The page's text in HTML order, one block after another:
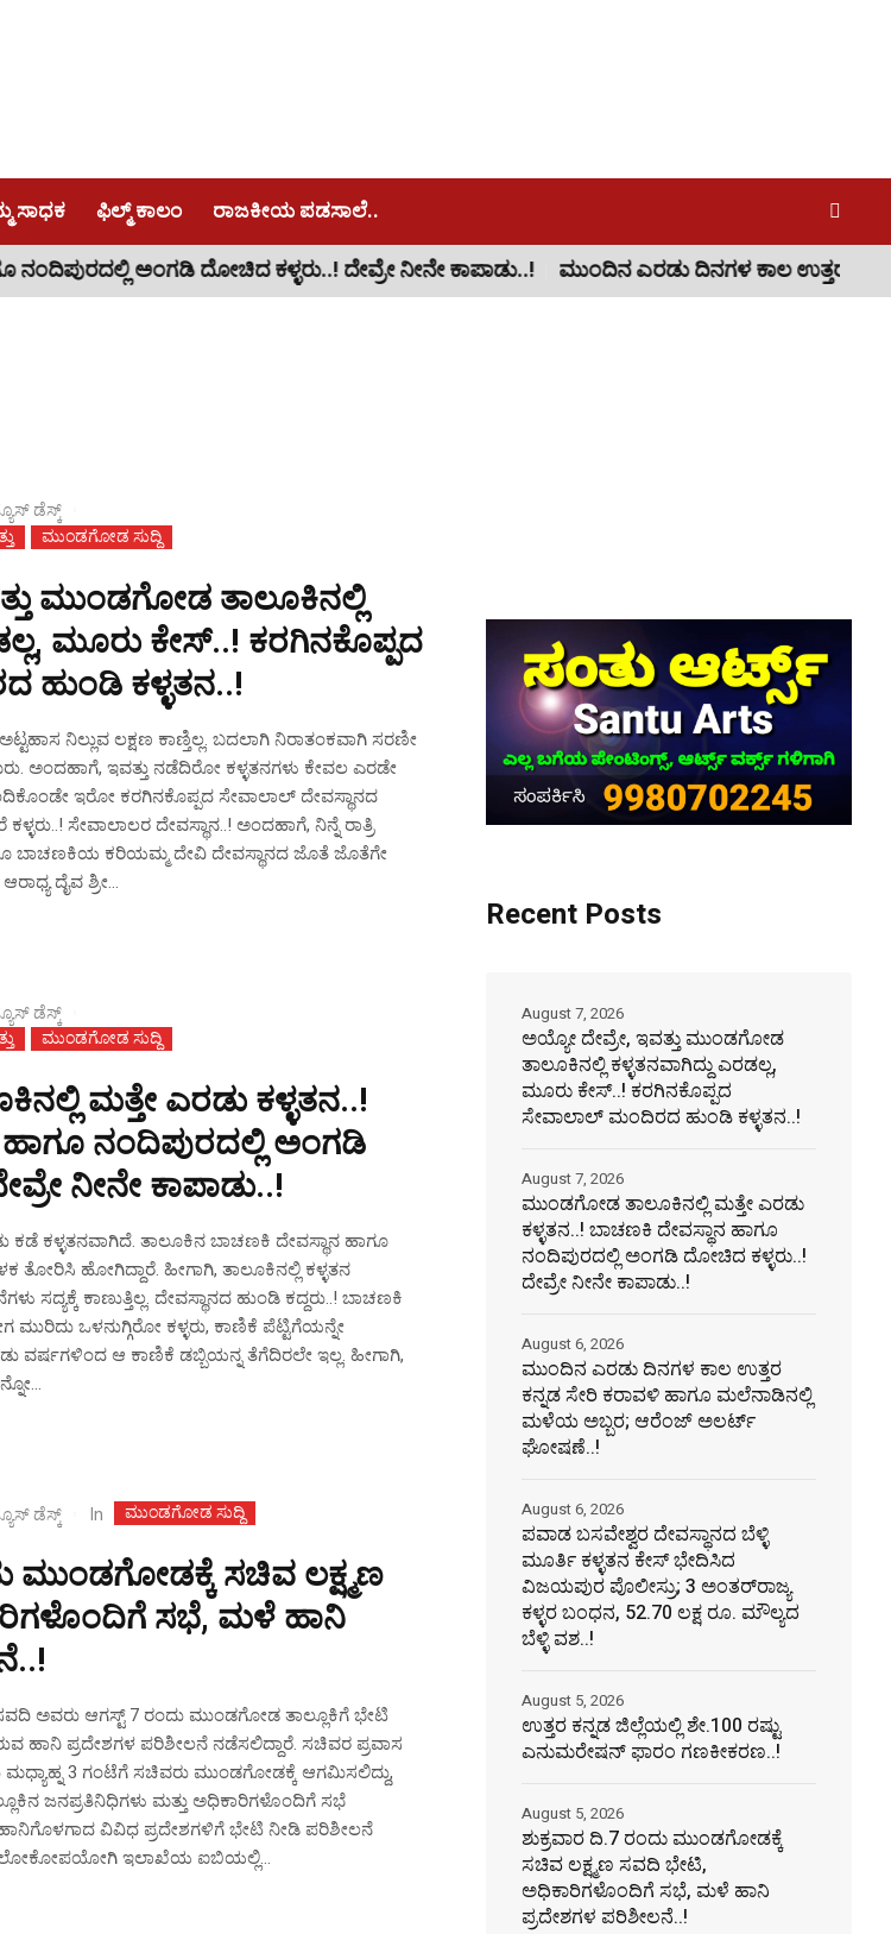
ಸಾಧಕ ಫಿಲ್ಮ್ ಕಾಲಂ ರಾಜಕೀಯ ಪಡಸಾಲೆ..
ಕಳ್ಳರು..! ದೇವ್ರೇ ನೀನೇ ಕಾಪಾಡು..! ಮುಂದಿನ ಎರಡು ದಿನಗಳ ಕಾಲ ಉತ್ತರ ಕನ್ನಡ ಸೇರಿ ಕರಾವಳಿ
ಡೆಸ್ಕ್
ಮುಂಡಗೋಡ ಸುದ್ದಿ
ಮುಂಡಗೋಡ ತಾಲೂಕಿನಲ್ಲಿ
ಮೂರು ಕೇಸ್..! ಕರಗಿನಕೊಪ್ಪದ
ಹುಂಡಿ ಕಳ್ಳತನ..!
ನಿಲ್ಲುವ ಲಕ್ಷಣ ಕಾಣ್ತಿಲ್ಲ. ಬದಲಾಗಿ ನಿರಾತಂಕವಾಗಿ ಸರಣೀ
ಅಂದಹಾಗೆ, ಇವತ್ತು ನಡೆದಿರೋ ಕಳ್ಳತನಗಳು ಕೇವಲ ಎರಡೇ
ಇರೋ ಕರಗಿನಕೊಪ್ಪದ ಸೇವಾಲಾಲ್ ದೇವಸ್ಥಾನದ
ಸೇವಾಲಾಲರ ದೇವಸ್ಥಾನ..! ಅಂದಹಾಗೆ, ನಿನ್ನೆ ರಾತ್ರಿ
ಬಾಚಣಕಿಯ ಕರಿಯಮ್ಮ ದೇವಿ ದೇವಸ್ಥಾನದ ಜೊತೆ ಜೊತೆಗೇ
ದೈವ ಶ್ರೀ...
ಡೆಸ್ಕ್
ಮುಂಡಗೋಡ ಸುದ್ದಿ
ಮತ್ತೇ ಎರಡು ಕಳ್ಳತನ..!
ನಂದಿಪುರದಲ್ಲಿ ಅಂಗಡಿ
ನೀನೇ ಕಾಪಾಡು..!
ಕಳ್ಳತನವಾಗಿದೆ. ತಾಲೂಕಿನ ಬಾಚಣಕಿ ದೇವಸ್ಥಾನ ಹಾಗೂ
ತೋರಿಸಿ ಹೋಗಿದ್ದಾರೆ. ಹೀಗಾಗಿ, ತಾಲೂಕಿನಲ್ಲಿ ಕಳ್ಳತನ
ಸದ್ಯಕ್ಕೆ ಕಾಣುತ್ತಿಲ್ಲ. ದೇವಸ್ಥಾನದ ಹುಂಡಿ ಕದ್ದರು..! ಬಾಚಣಕಿ
ಮುರಿದು ಒಳನುಗ್ಗಿರೋ ಕಳ್ಳರು, ಕಾಣಿಕೆ ಪೆಟ್ಟಿಗೆಯನ್ನೇ
ವರ್ಷಗಳಿಂದ ಆ ಕಾಣಿಕೆ ಡಬ್ಬಿಯನ್ನ ತೆಗೆದಿರಲೇ ಇಲ್ಲ. ಹೀಗಾಗಿ,
ಡೆಸ್ಕ್ In ಮುಂಡಗೋಡ ಸುದ್ದಿ
ಮುಂಡಗೋಡಕ್ಕೆ ಸಚಿವ ಲಕ್ಷ್ಮಣ
ಸಭೆ, ಮಳೆ ಹಾನಿ
ಅವರು ಆಗಸ್ಟ್‌ 7 ರಂದು ಮುಂಡಗೋಡ ತಾಲ್ಲೂಕಿಗೆ ಭೇಟಿ
ಹಾನಿ ಪ್ರದೇಶಗಳ ಪರಿಶೀಲನೆ ನಡೆಸಲಿದ್ದಾರೆ. ಸಚಿವರ ಪ್ರವಾಸ
ಮಧ್ಯಾಹ್ನ 3 ಗಂಟೆಗೆ ಸಚಿವರು ಮುಂಡಗೋಡಕ್ಕೆ ಆಗಮಿಸಲಿದ್ದು,
ಜನಪ್ರತಿನಿಧಿಗಳು ಮತ್ತು ಅಧಿಕಾರಿಗಳೊಂದಿಗೆ ಸಭೆ
ವಿವಿಧ ಪ್ರದೇಶಗಳಿಗೆ ಭೇಟಿ ನೀಡಿ ಪರಿಶೀಲನೆ
ಲೋಕೋಪಯೋಗಿ ಇಲಾಖೆಯ ಐಬಿಯಲ್ಲಿ...
Recent Posts
ಅಯ್ಯೋ ದೇವ್ರೇ, ಇವತ್ತು ಮುಂಡಗೋಡ
ತಾಲೂಕಿನಲ್ಲಿ ಕಳ್ಳತನವಾಗಿದ್ದು ಎರಡಲ್ಲ,
ಮೂರು ಕೇಸ್..! ಕರಗಿನಕೊಪ್ಪದ
ಸೇವಾಲಾಲ್ ಮಂದಿರದ ಹುಂಡಿ ಕಳ್ಳತನ..!
August 7, 2026
ಮುಂಡಗೋಡ ತಾಲೂಕಿನಲ್ಲಿ ಮತ್ತೇ ಎರಡು
ಕಳ್ಳತನ..! ಬಾಚಣಕಿ ದೇವಸ್ಥಾನ ಹಾಗೂ
ನಂದಿಪುರದಲ್ಲಿ ಅಂಗಡಿ ದೋಚಿದ ಕಳ್ಳರು..!
ದೇವ್ರೇ ನೀನೇ ಕಾಪಾಡು..!
August 7, 2026
ಮುಂದಿನ ಎರಡು ದಿನಗಳ ಕಾಲ ಉತ್ತರ
ಕನ್ನಡ ಸೇರಿ ಕರಾವಳಿ ಹಾಗೂ ಮಲೆನಾಡಿನಲ್ಲಿ
ಮಳೆಯ ಅಬ್ಬರ; ಆರೆಂಜ್ ಅಲರ್ಟ್
ಘೋಷಣೆ..!
August 6, 2026
ಪವಾಡ ಬಸವೇಶ್ವರ ದೇವಸ್ಥಾನದ ಬೆಳ್ಳಿ
ಮೂರ್ತಿ ಕಳ್ಳತನ ಕೇಸ್ ಭೇದಿಸಿದ
ವಿಜಯಪುರ ಪೊಲೀಸ್ರು; 3 ಅಂತರ್‌ರಾಜ್ಯ
ಕಳ್ಳರ ಬಂಧನ, 52.70 ಲಕ್ಷ ರೂ. ಮೌಲ್ಯದ
ಬೆಳ್ಳಿ ವಶ..!
August 6, 2026
ಉತ್ತರ ಕನ್ನಡ ಜಿಲ್ಲೆಯಲ್ಲಿ ಶೇ.100 ರಷ್ಟು
ಎನುಮರೇಷನ್ ಫಾರಂ ಗಣಕೀಕರಣ..!
August 5, 2026
ಶುಕ್ರವಾರ ದಿ.7 ರಂದು ಮುಂಡಗೋಡಕ್ಕೆ
ಸಚಿವ ಲಕ್ಷ್ಮಣ ಸವದಿ ಭೇಟಿ,
ಅಧಿಕಾರಿಗಳೊಂದಿಗೆ ಸಭೆ, ಮಳೆ ಹಾನಿ
ಪ್ರದೇಶಗಳ ಪರಿಶೀಲನೆ..!
August 5, 2026